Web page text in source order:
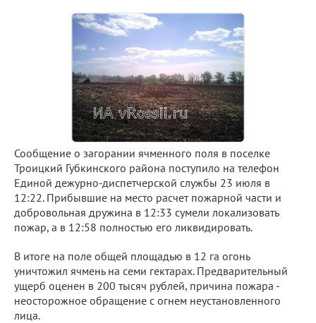
Сообщение о загорании ячменного поля в поселке
Троицкий Губкинского района поступило на телефон
Единой дежурно-диспетчерской службы 23 июля в
12:22. Прибывшие на место расчет пожарной части и
добровольная дружина в 12:33 сумели локализовать
пожар, а в 12:58 полностью его ликвидировать.
В итоге на поле общей площадью в 12 га огонь
уничтожил ячмень на семи гектарах. Предварительный
ущерб оценен в 200 тысяч рублей, причина пожара -
неосторожное обращение с огнем неустановленного
лица.